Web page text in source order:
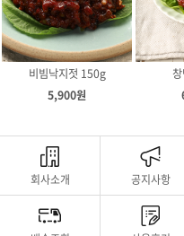
비빔낙지젓 150g
5,900원
회사소개 공지사항